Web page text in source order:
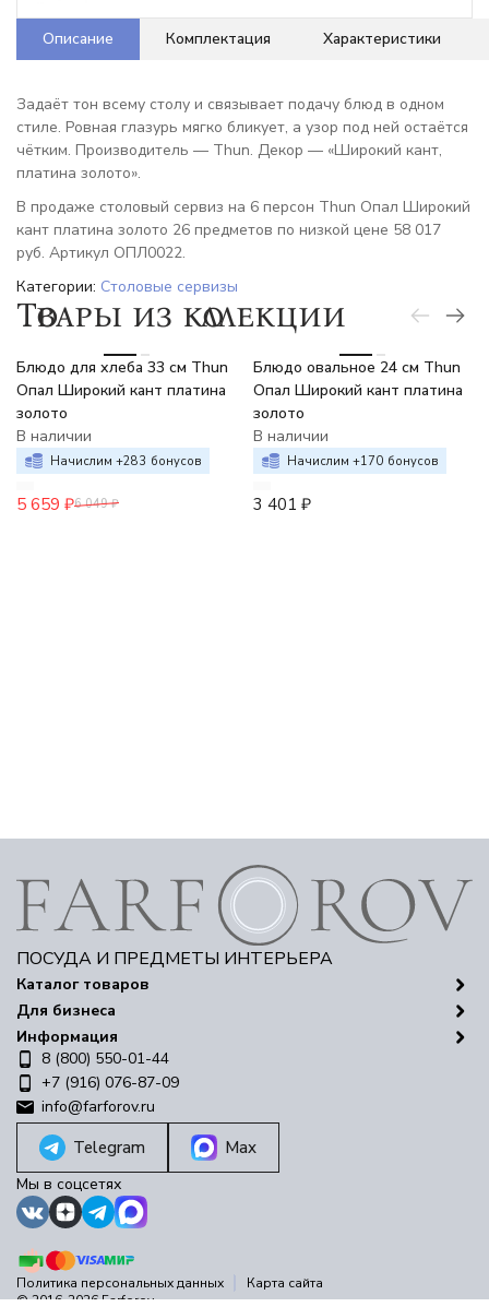
Описание Комплектация Характеристики
Задаёт тон всему столу и связывает подачу блюд в одном
стиле. Ровная глазурь мягко бликует, а узор под ней остаётся
чётким. Производитель — Thun. Декор — «Широкий кант,
платина золото».
В продаже столовый сервиз на 6 персон Thun Опал Широкий
кант платина золото 26 предметов по низкой цене 58 017
руб. Артикул ОПЛ0022.
Категории: Столовые сервизы
Товары из коллекции
Блюдо для хлеба 33 см Thun
Опал Широкий кант платина
золото
В наличии
Начислим +283 бонусов
5 659 ₽6 049 ₽
Блюдо овальное 24 см Thun
Опал Широкий кант платина
золото
В наличии
Начислим +170 бонусов
3 401 ₽
ПОСУДА И ПРЕДМЕТЫ ИНТЕРЬЕРА
Каталог товаров
Для бизнеса
Информация
8 (800) 550-01-44
+7 (916) 076-87-09
info@farforov.ru
Telegram Max
Мы в соцсетях
Политика персональных данных
Карта сайта
© 2016-2026 Farforov